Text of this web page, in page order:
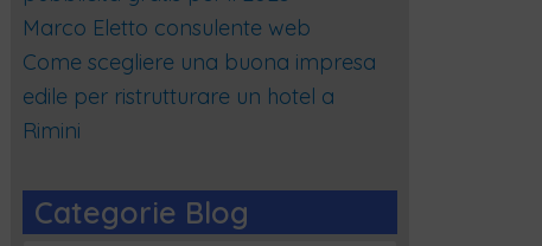
Marco Eletto consulente web
Come scegliere una buona impresa
edile per ristrutturare un hotel a
Rimini
Categorie Blog